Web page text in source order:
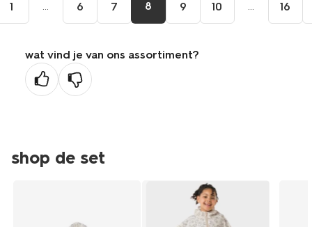
1 ... 6 7 8 9 10 ... 16
wat vind je van ons assortiment?
shop de set